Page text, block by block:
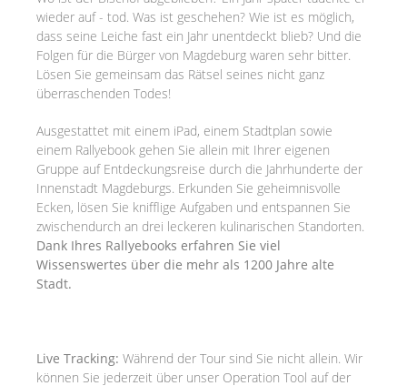
wieder auf - tod. Was ist geschehen? Wie ist es möglich,
dass seine Leiche fast ein Jahr unentdeckt blieb? Und die
Folgen für die Bürger von Magdeburg waren sehr bitter.
Lösen Sie gemeinsam das Rätsel seines nicht ganz
überraschenden Todes!
Ausgestattet mit einem iPad, einem Stadtplan sowie
einem Rallyebook gehen Sie allein mit Ihrer eigenen
Gruppe auf Entdeckungsreise durch die Jahrhunderte der
Innenstadt Magdeburgs. Erkunden Sie geheimnisvolle
Ecken, lösen Sie knifflige Aufgaben und entspannen Sie
zwischendurch an drei leckeren kulinarischen Standorten.
Dank Ihres Rallyebooks erfahren Sie viel
Wissenswertes über die mehr als 1200 Jahre alte
Stadt.
Live Tracking: Während der Tour sind Sie nicht allein. Wir
können Sie jederzeit über unser Operation Tool auf der